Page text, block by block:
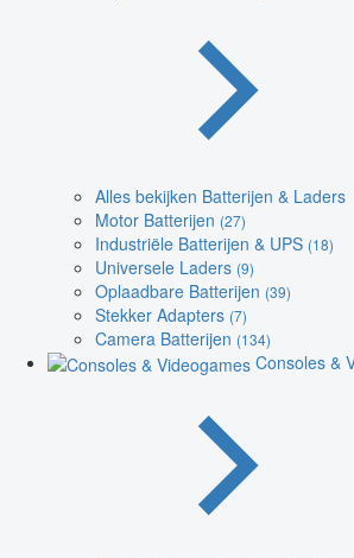
Alles bekijken Batterijen & Laders
Motor Batterijen (27)
Industriële Batterijen & UPS (18)
Universele Laders (9)
Oplaadbare Batterijen (39)
Stekker Adapters (7)
Camera Batterijen (134)
Consoles &